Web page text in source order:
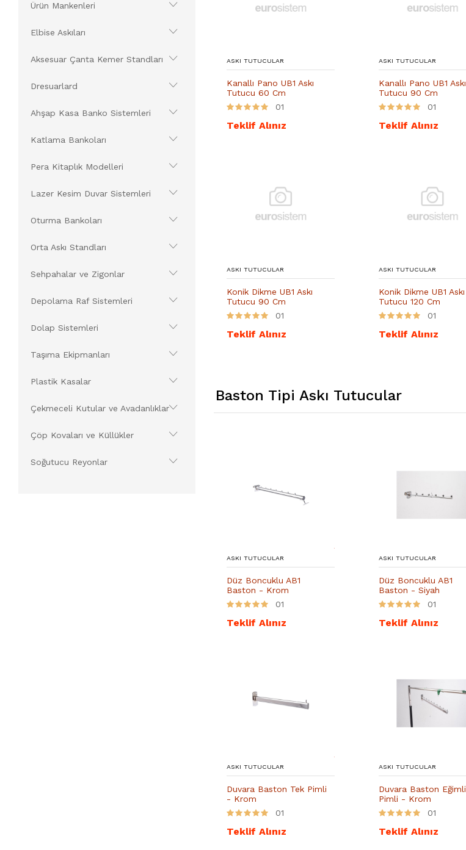
Ürün Mankenleri
Elbise Askıları
Aksesuar Çanta Kemer Standları
Dresuarlard
Ahşap Kasa Banko Sistemleri
Katlama Bankoları
Pera Kitaplık Modelleri
Lazer Kesim Duvar Sistemleri
Oturma Bankoları
Orta Askı Standları
Sehpahalar ve Zigonlar
Depolama Raf Sistemleri
Dolap Sistemleri
Taşıma Ekipmanları
Plastik Kasalar
Çekmeceli Kutular ve Avadanlıklar
Çöp Kovaları ve Küllükler
Soğutucu Reyonlar
ASKI TUTUCULAR
Kanallı Pano UB1 Askı
Tutucu 60 Cm
01
Teklif Alınız
ASKI TUTUCULAR
Kanallı Pano UB1 Askı
Tutucu 90 Cm
01
Teklif Alınız
ASKI TUTUCULAR
Konik Dikme UB1 Askı
Tutucu 90 Cm
01
Teklif Alınız
ASKI TUTUCULAR
Konik Dikme UB1 Askı
Tutucu 120 Cm
01
Teklif Alınız
Baston Tipi Askı Tutucular
ASKI TUTUCULAR
Düz Boncuklu AB1
Baston - Krom
01
Teklif Alınız
ASKI TUTUCULAR
Düz Boncuklu AB1
Baston - Siyah
01
Teklif Alınız
ASKI TUTUCULAR
Duvara Baston Tek Pimli
- Krom
01
Teklif Alınız
ASKI TUTUCULAR
Duvara Baston Eğimli
Pimli - Krom
01
Teklif Alınız